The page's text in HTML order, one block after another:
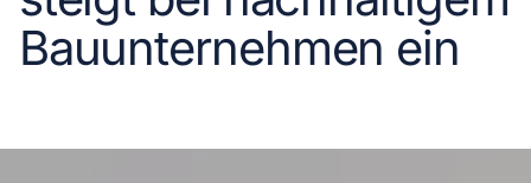
Bauunternehmen ein